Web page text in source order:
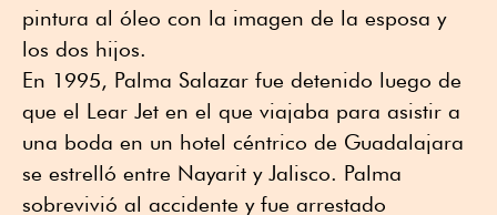
pintura al óleo con la imagen de la esposa y
los dos hijos.
En 1995, Palma Salazar fue detenido luego de
que el Lear Jet en el que viajaba para asistir a
una boda en un hotel céntrico de Guadalajara
se estrelló entre Nayarit y Jalisco. Palma
sobrevivió al accidente y fue arrestado